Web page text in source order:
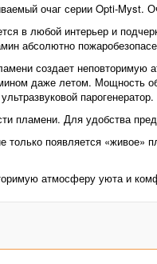
очаг серии Opti-Myst.
в любой интерьер и
абсолютно
создает
даже летом. Мощность
парогенератор.
пламени. Для удобства
только появляется
атмосферу уюта и